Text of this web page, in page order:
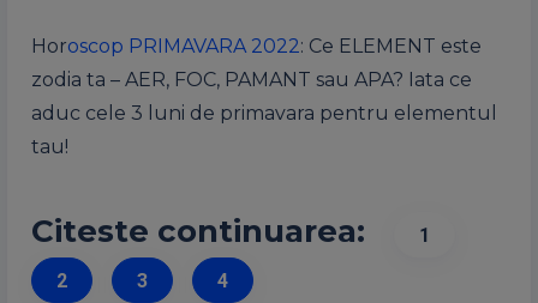
Horoscop PRIMAVARA 2022: Ce ELEMENT este
zodia ta – AER, FOC, PAMANT sau APA? Iata ce
aduc cele 3 luni de primavara pentru elementul
tau!
Citeste continuarea:
1
2
3 4